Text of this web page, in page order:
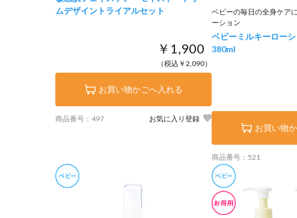
ムデザイントライアルセット
￥1,900
（税込￥2,090）
お買い物かごへ入れる
商品番号：497 お気に入り登録
ベビーの毎日の全身ケア
ーション
ベビーミルキーロー
380ml
お買い物
商品番号：521